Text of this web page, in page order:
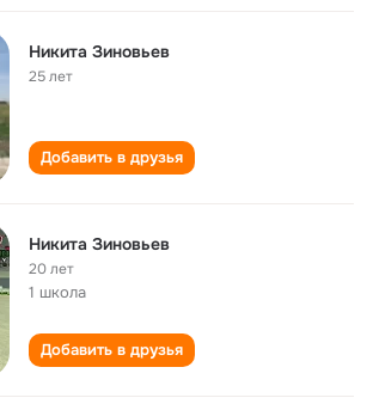
Никита Зиновьев
25 лет
Добавить в друзья
Никита Зиновьев
20 лет
1 школа
Добавить в друзья